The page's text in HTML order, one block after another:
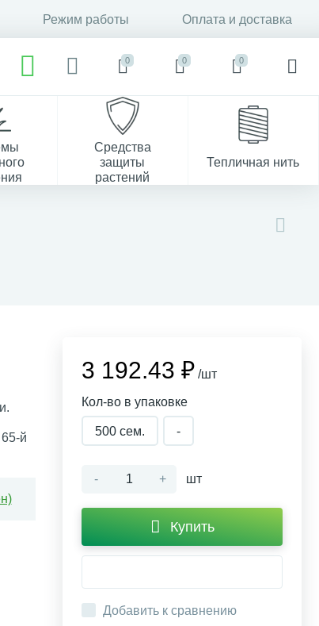
Режим работы Оплата и доставка
0 0 0
Средства
защиты
растений
Тепличная нить
й
3 192.43 ₽ /шт
Кол-во в упаковке
500 сем. -
- + шт
Купить
Добавить к сравнению